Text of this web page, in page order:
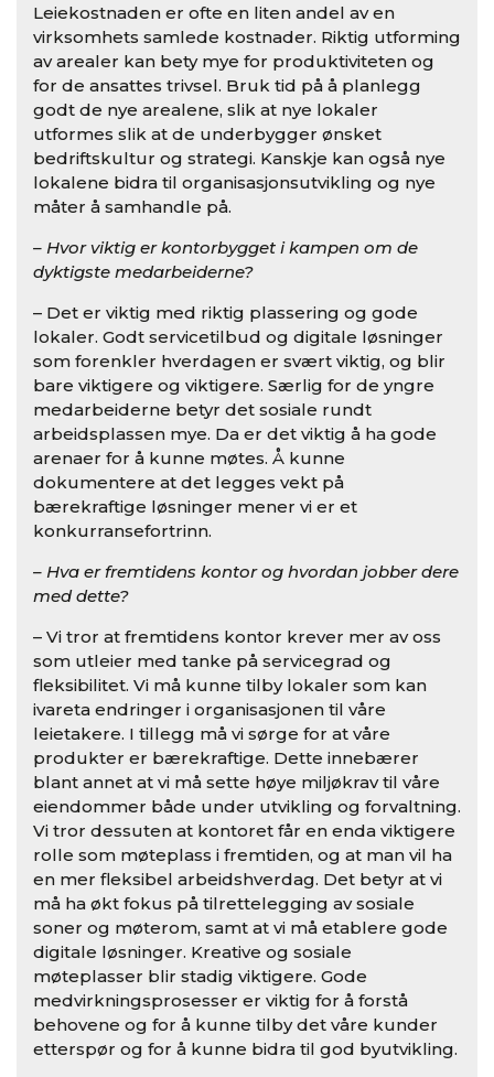
Leiekostnaden er ofte en liten andel av en
virksomhets samlede kostnader. Riktig utforming
av arealer kan bety mye for produktiviteten og
for de ansattes trivsel. Bruk tid på å planlegg
godt de nye arealene, slik at nye lokaler
utformes slik at de underbygger ønsket
bedriftskultur og strategi. Kanskje kan også nye
lokalene bidra til organisasjonsutvikling og nye
måter å samhandle på.
– Hvor viktig er kontorbygget i kampen om de
dyktigste medarbeiderne?
– Det er viktig med riktig plassering og gode
lokaler. Godt servicetilbud og digitale løsninger
som forenkler hverdagen er svært viktig, og blir
bare viktigere og viktigere. Særlig for de yngre
medarbeiderne betyr det sosiale rundt
arbeidsplassen mye. Da er det viktig å ha gode
arenaer for å kunne møtes. Å kunne
dokumentere at det legges vekt på
bærekraftige løsninger mener vi er et
konkurransefortrinn.
– Hva er fremtidens kontor og hvordan jobber dere
med dette?
– Vi tror at fremtidens kontor krever mer av oss
som utleier med tanke på servicegrad og
fleksibilitet. Vi må kunne tilby lokaler som kan
ivareta endringer i organisasjonen til våre
leietakere. I tillegg må vi sørge for at våre
produkter er bærekraftige. Dette innebærer
blant annet at vi må sette høye miljøkrav til våre
eiendommer både under utvikling og forvaltning.
Vi tror dessuten at kontoret får en enda viktigere
rolle som møteplass i fremtiden, og at man vil ha
en mer fleksibel arbeidshverdag. Det betyr at vi
må ha økt fokus på tilrettelegging av sosiale
soner og møterom, samt at vi må etablere gode
digitale løsninger. Kreative og sosiale
møteplasser blir stadig viktigere. Gode
medvirkningsprosesser er viktig for å forstå
behovene og for å kunne tilby det våre kunder
etterspør og for å kunne bidra til god byutvikling.